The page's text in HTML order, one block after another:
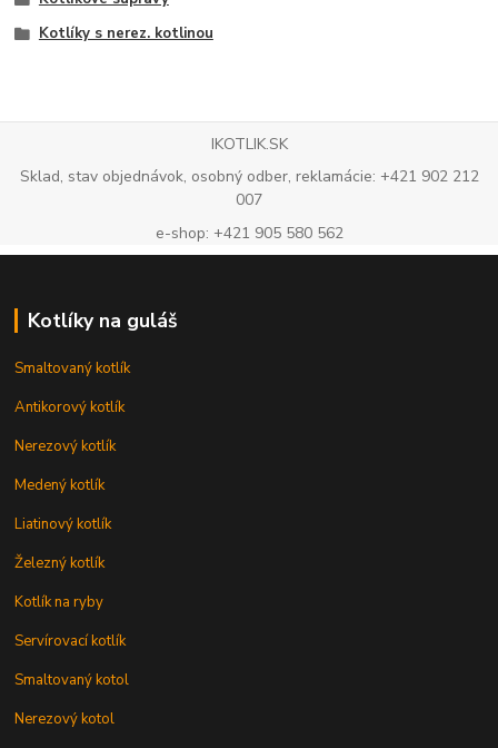
Kotlíky s nerez. kotlinou
IKOTLIK.SK
Sklad, stav objednávok, osobný odber, reklamácie: +421 902 212
007
e-shop: +421 905 580 562
Kotlíky na guláš
Smaltovaný kotlík
Antikorový kotlík
Nerezový kotlík
Medený kotlík
Liatinový kotlík
Železný kotlík
Kotlík na ryby
Servírovací kotlík
Smaltovaný kotol
Nerezový kotol